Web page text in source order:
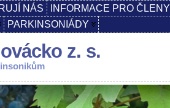
NÁS INFORMACE PRO ČLENY
PARKINSONIÁDY
z. s.